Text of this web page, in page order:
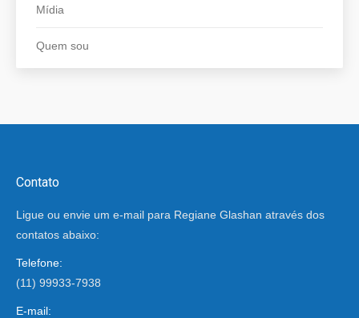
Mídia
Quem sou
Contato
Ligue ou envie um e-mail para Regiane Glashan através dos
contatos abaixo:
Telefone:
(11) 99933-7938
E-mail: